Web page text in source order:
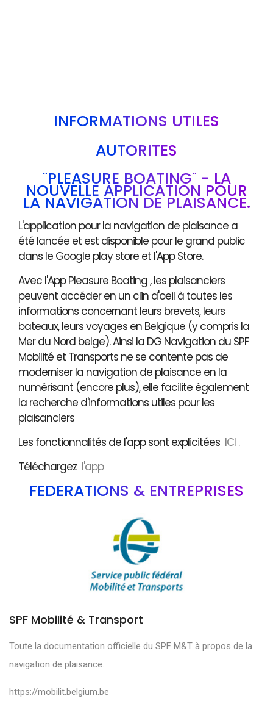
INFORMATIONS UTILES
AUTORITÉS
"PLEASURE BOATING" - LA
NOUVELLE APPLICATION POUR
LA NAVIGATION DE PLAISANCE.
L'application pour la navigation de plaisance a
été lancée et est disponible pour le grand public
dans le Google play store et l'App Store.
Avec l'App Pleasure Boating , les plaisanciers
peuvent accéder en un clin d'oeil à toutes les
informations concernant leurs brevets, leurs
bateaux, leurs voyages en Belgique (y compris la
Mer du Nord belge). Ainsi la DG Navigation du SPF
Mobilité et Transports ne se contente pas de
moderniser la navigation de plaisance en la
numérisant (encore plus), elle facilite également
la recherche d'informations utiles pour les
plaisanciers
Les fonctionnalités de l'app sont explicitées ICI .
Téléchargez l'app
SPF Mobilité & Transport
Toute la documentation officielle du SPF M&T à propos de la
navigation de plaisance.
https://mobilit.belgium.be
FÉDÉRATIONS & ENTREPRISES